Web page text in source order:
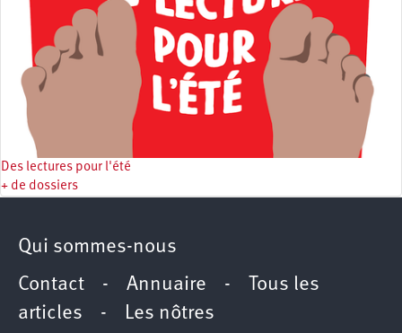
Des lectures pour l'été
+ de dossiers
Qui sommes-nous
Contact - Annuaire -
Tous les
articles - Les nôtres